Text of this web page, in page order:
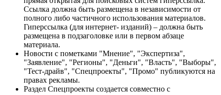
Ссылка должна быть размещена в независимости от
полного либо частичного использования материалов.
Гиперссылка (для интернет- изданий) – должна быть
размещена в подзаголовке или в первом абзаце
материала.
Новости с пометками "Мнение", "Экспертиза",
"Заявление", "Регионы", "Деньги", "Власть", "Выборы",
"Тест-драйв", "Спецпроекты", "Промо" публикуются на
правах рекламы.
Раздел Спецпроекты создается совместно с